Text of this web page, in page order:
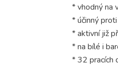
* vhodný na
* účinný
* aktivní již
* na bílé i
* 32 pracích